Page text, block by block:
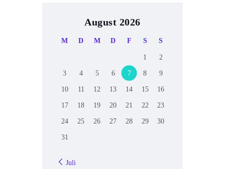
August 2026
M D M D F S S
1 2
3 4 5 6 7 8 9
10 11 12 13 14 15 16
17 18 19 20 21 22 23
24 25 26 27 28 29 30
31
« Juli